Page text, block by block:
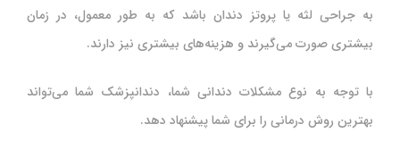
به جراحی لثه یا پروتز دندان باشد که به طور معمول، در زمان
بیشتری صورت می‌گیرند و هزینه‌های بیشتری نیز دارند.
با توجه به نوع مشکلات دندانی شما، دندانپزشک شما می‌تواند
بهترین روش درمانی را برای شما پیشنهاد دهد.